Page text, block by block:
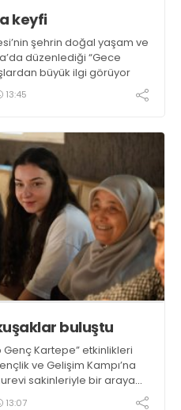
keyfi
şehrin doğal yaşam ve
düzenlediği “Gece
büyük ilgi görüyor
13:45
buluştu
Genç Kartepe” etkinlikleri
ve Gelişim Kampı’na
sakinleriyle bir araya
13:07